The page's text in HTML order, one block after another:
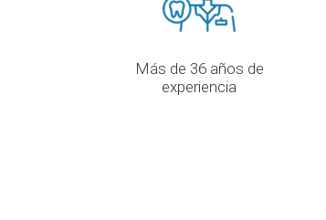
Más de 36 años de
experiencia